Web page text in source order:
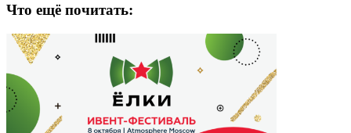
Что ещё почитать: